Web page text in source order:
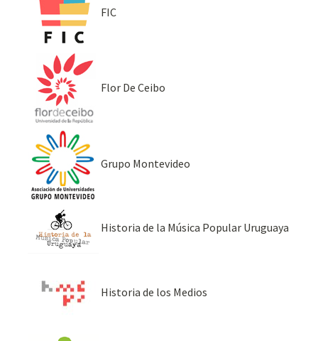
FIC
Flor De Ceibo
Grupo Montevideo
Historia de la Música Popular Uruguaya
Historia de los Medios